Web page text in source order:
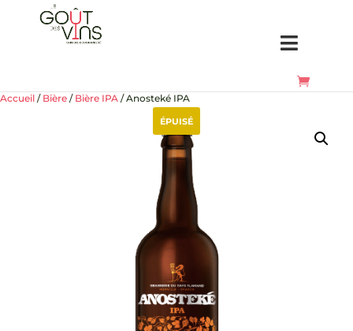
Accueil / Bière / Bière IPA / Anosteké IPA
ÉPUISÉ